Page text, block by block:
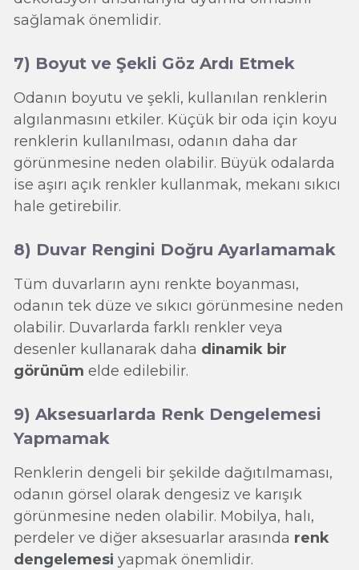
sağlamak önemlidir.
7) Boyut ve Şekli Göz Ardı Etmek
Odanın boyutu ve şekli, kullanılan renklerin
algılanmasını etkiler. Küçük bir oda için koyu
renklerin kullanılması, odanın daha dar
görünmesine neden olabilir. Büyük odalarda
ise aşırı açık renkler kullanmak, mekanı sıkıcı
hale getirebilir.
8) Duvar Rengini Doğru Ayarlamamak
Tüm duvarların aynı renkte boyanması,
odanın tek düze ve sıkıcı görünmesine neden
olabilir. Duvarlarda farklı renkler veya
desenler kullanarak daha dinamik bir
görünüm elde edilebilir.
9) Aksesuarlarda Renk Dengelemesi
Yapmamak
Renklerin dengeli bir şekilde dağıtılmaması,
odanın görsel olarak dengesiz ve karışık
görünmesine neden olabilir. Mobilya, halı,
perdeler ve diğer aksesuarlar arasında renk
dengelemesi yapmak önemlidir.